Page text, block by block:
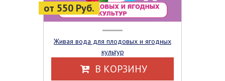
от 550 Руб.
Живая вода для плодовых и ягодных
культур
В КОРЗИНУ